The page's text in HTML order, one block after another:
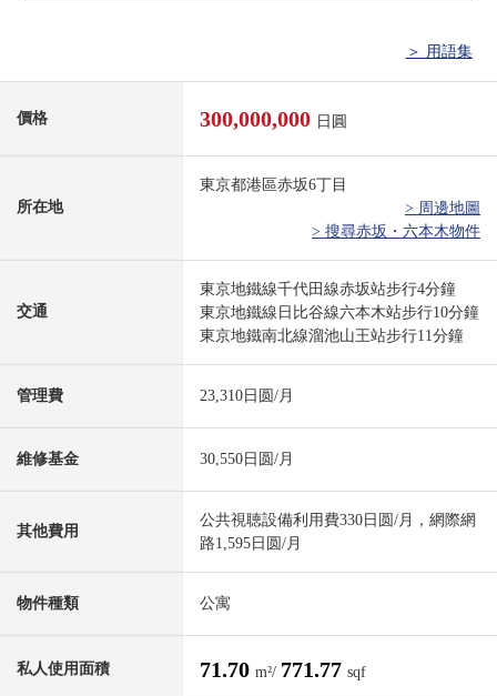
＞ 用語集
價格 300,000,000 日圓
所在地
東京都港區赤坂6丁目
> 周邊地圖
> 搜尋赤坂・六本木物件
交通
東京地鐵線千代田線赤坂站步行4分鐘
東京地鐵線日比谷線六本木站步行10分鐘
東京地鐵南北線溜池山王站步行11分鐘
管理費 23,310日圆/月
維修基金 30,550日圆/月
其他費用
公共視聴設備利用費330日圆/月，網際網
路1,595日圆/月
物件種類 公寓
私人使用面積 71.70 m²/ 771.77 sqf